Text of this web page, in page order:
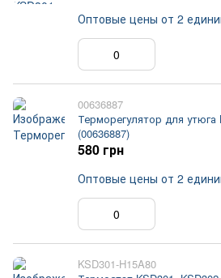
Оптовые цены от 2
00636887
Терморегулятор для утюга
(00636887)
580 грн
Оптовые цены от 2
KSD301-H15A80